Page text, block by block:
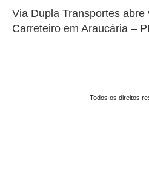
Via Dupla Transportes
Carreteiro em Araucária –
Todos os direitos